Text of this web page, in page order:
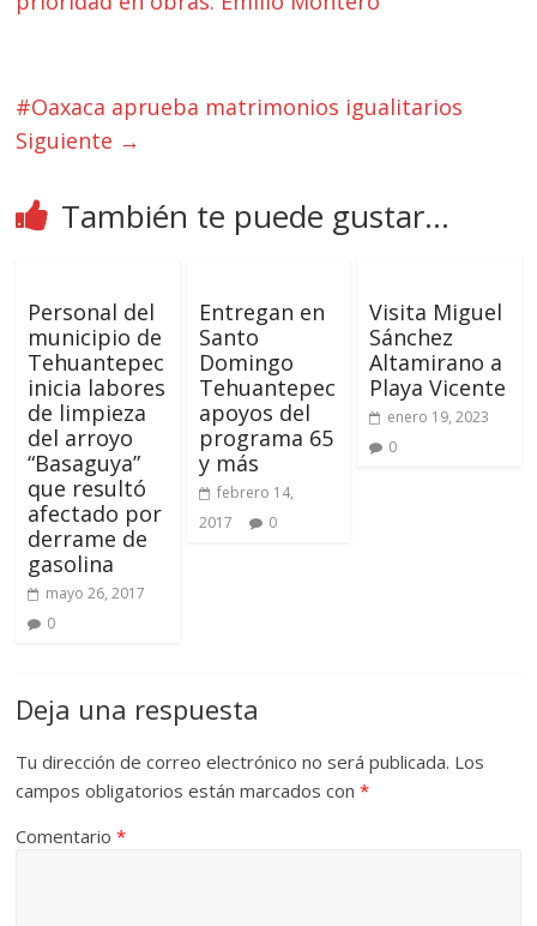
#Oaxaca aprueba matrimonios igualitarios
Siguiente →
También te puede gustar...
Personal del
municipio de
Tehuantepec
inicia labores
de limpieza
del arroyo
“Basaguya”
que resultó
afectado por
derrame de
gasolina
mayo 26, 2017
0
Entregan en
Santo
Domingo
Tehuantepec
apoyos del
programa 65
y más
febrero 14,
2017
0
Visita Miguel
Sánchez
Altamirano a
Playa Vicente
enero 19, 2023
0
Deja una respuesta
Tu dirección de correo electrónico no será publicada. Los
campos obligatorios están marcados con*
Comentario*